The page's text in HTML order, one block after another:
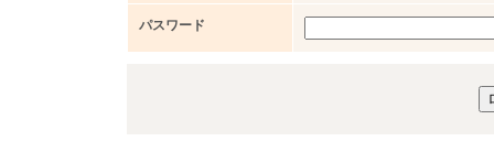
パスワード